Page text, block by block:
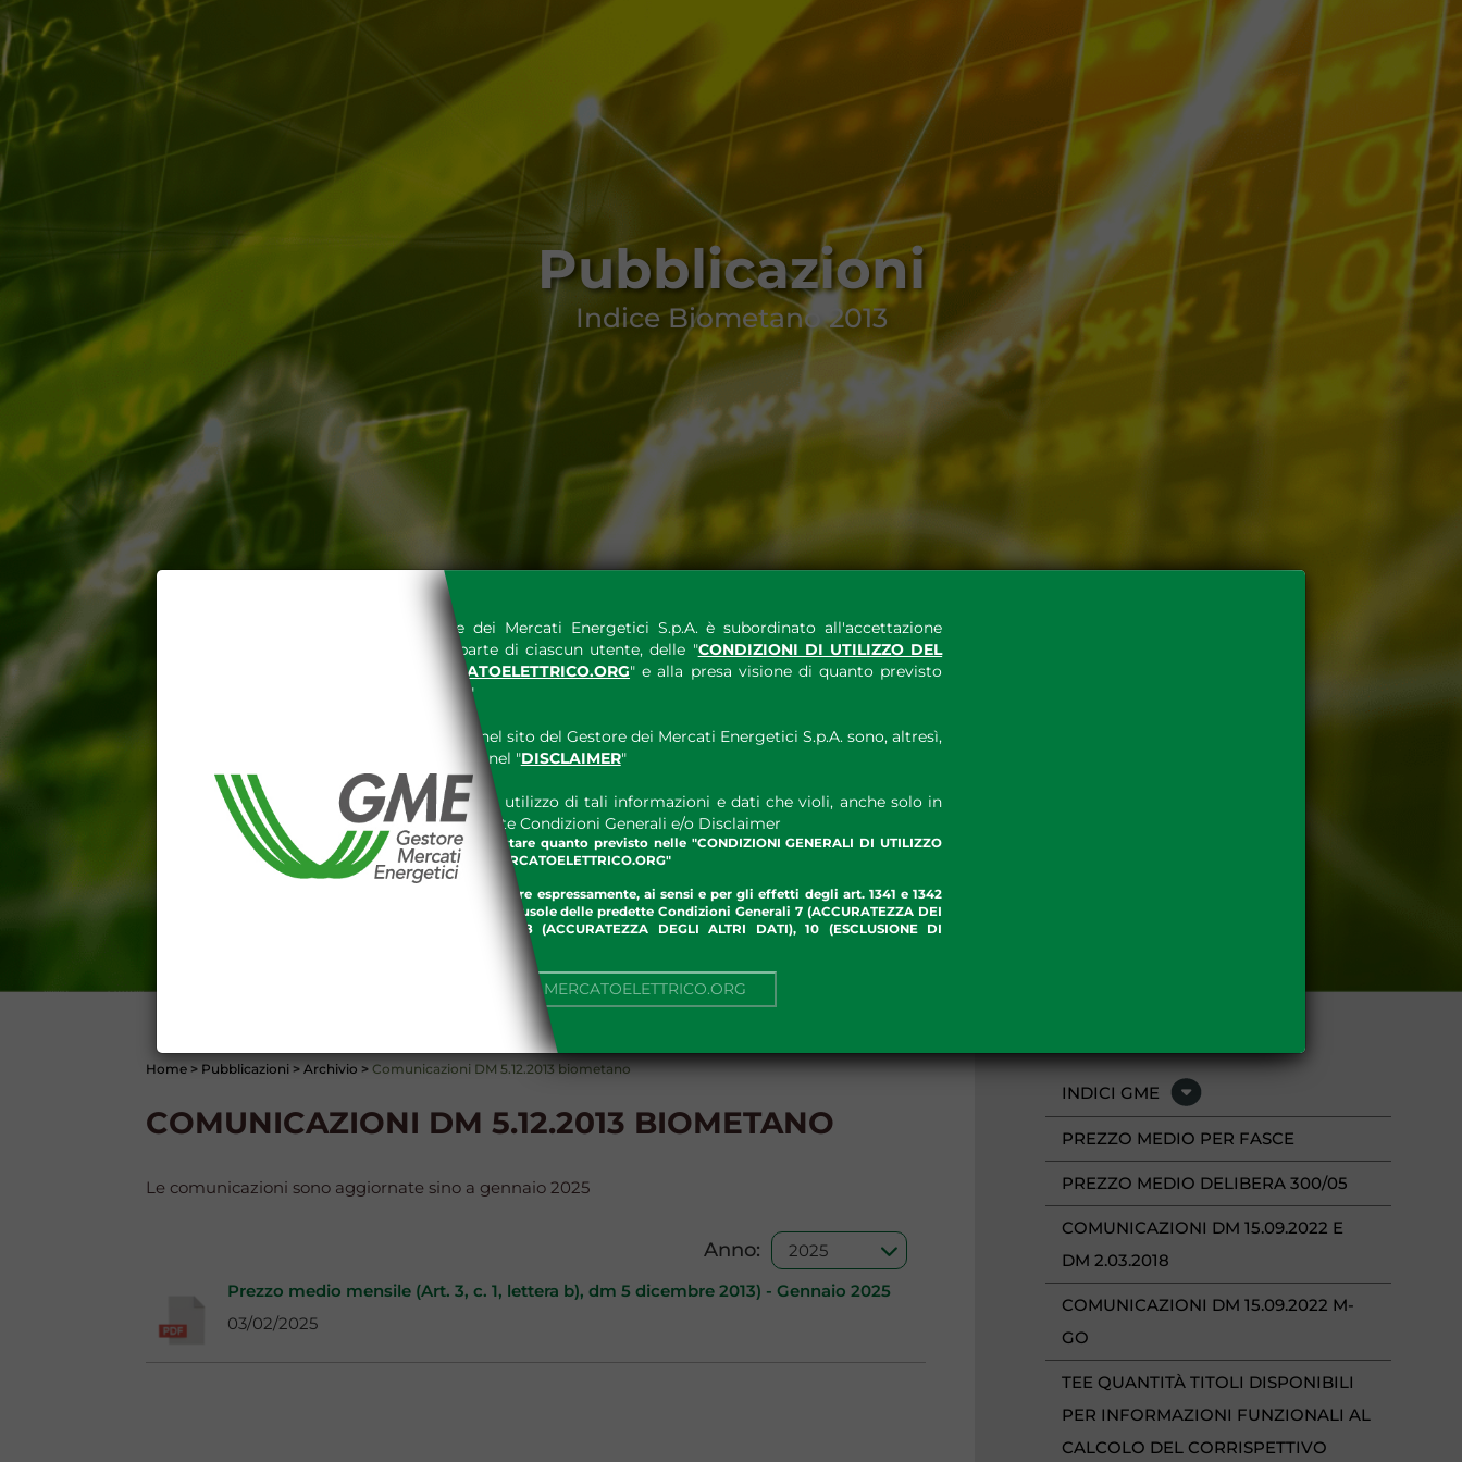
L'accesso al sito del Gestore dei Mercati Energetici S.p.A. è subordinato all'accettazione
espressa e senza riserve, da parte di ciascun utente, delle "CONDIZIONI DI UTILIZZO DEL
SITO INTERNET WWW.MERCATOELETTRICO.ORG" e alla presa visione di quanto previsto
"
Le informazioni e i dati presenti nel sito del Gestore dei Mercati Energetici S.p.A. sono, altresì,
tutelati secondo quanto previsto nel "DISCLAIMER"
E' espressamente vietato qualsiasi utilizzo di tali informazioni e dati che violi, anche solo in
parte, quanto previsto nelle suddette Condizioni Generali e/o Disclaimer
Dichiaro di conoscere e accettare quanto previsto nelle "CONDIZIONI GENERALI DI UTILIZZO
DEL SITO INTERNET WWW.MERCATOELETTRICO.ORG"
Dichiaro di conoscere e accettare espressamente, ai sensi e per gli effetti degli art. 1341 e 1342
del codice civile, le seguenti clausole delle predette Condizioni Generali 7 (ACCURATEZZA DEI
DATI PUBBLICATI DAL GME), 8 (ACCURATEZZA DEGLI ALTRI DATI), 10 (ESCLUSIONE DI
CONTINUA SU MERCATOELETTRICO.ORG
Pubblicazioni
Indice Biometano 2013
Home > Pubblicazioni > Archivio > Comunicazioni DM 5.12.2013 biometano
COMUNICAZIONI DM 5.12.2013 BIOMETANO
Le comunicazioni sono aggiornate sino a gennaio 2025
Anno:
Prezzo medio mensile (Art. 3, c. 1, lettera b), dm 5 dicembre 2013) - Gennaio 2025
03/02/2025
INDICI GME
PREZZO MEDIO PER FASCE
PREZZO MEDIO DELIBERA 300/05
COMUNICAZIONI DM 15.09.2022 E
DM 2.03.2018
COMUNICAZIONI DM 15.09.2022 M-
GO
TEE QUANTITÀ TITOLI DISPONIBILI
PER INFORMAZIONI FUNZIONALI AL
CALCOLO DEL CORRISPETTIVO